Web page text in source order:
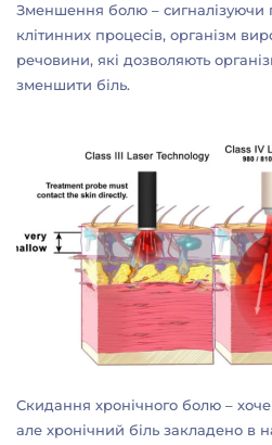
Зменшення болю – сигналізуючи
клітинних процесів, організм
речовини, які дозволяють
зменшити біль.
Скидання хронічного болю –
але хронічний біль закладено в